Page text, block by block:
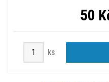
50
ks